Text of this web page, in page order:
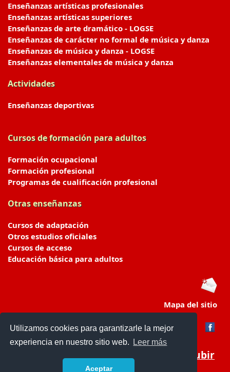
Utilizamos cookies para garantizarle la mejor
experiencia en nuestro sitio web.
Leer más
Aceptar
Enseñanzas artísticas profesionales
Enseñanzas artísticas superiores
Enseñanzas de arte dramático - LOGSE
Enseñanzas de carácter no formal de música y danza
Enseñanzas de música y danza - LOGSE
Enseñanzas elementales de música y danza
Actividades
Enseñanzas deportivas
Cursos de formación para adultos
Formación ocupacional
Formación profesional
Programas de cualificación profesional
Otras enseñanzas
Cursos de adaptación
Otros estudios oficiales
Cursos de acceso
Educación básica para adultos
Mapa del sitio
Subir